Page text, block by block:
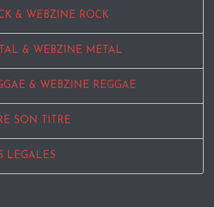
& WEBZINE ROCK
& WEBZINE METAL
& WEBZINE REGGAE
SON TITRE
LEGALES